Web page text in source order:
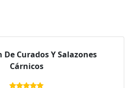
De Curados Y Salazones
Cárnicos